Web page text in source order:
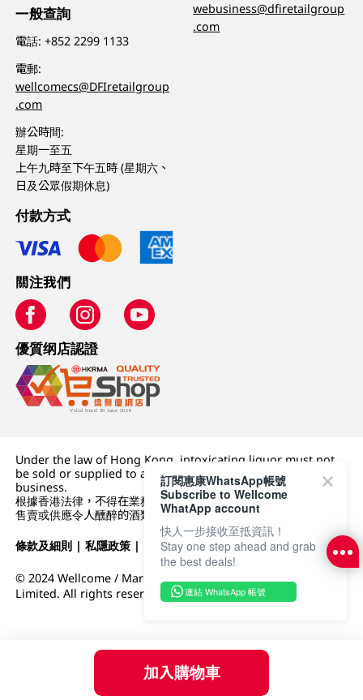
加入購物車
一般查詢
電話:+852 2299 1133
電郵:
wellcomecs@DFIretailgroup
.com
辦公時間:
星期一至五
上午九時至下午五時 (星期六、
日及公眾假期休息)
webusiness@dfiretailgroup
.com
付款方式
關注我們
優質纲店認證
Under the law of Hong Kong, intoxicating liquor must not
be sold or supplied to a minor (under 18) in the course of
business.
根據香港法律，不得在業務過程中，向未成年人 (18 歲以下人士)
售賣或供應令人醺醉的酒類。
條款及細則 |私隱政策 | DFI零售集團
© 2024 Wellcome / Market Place. The Dairy Farm Company
Limited. All rights reserved.
訂閱惠康WhatsApp帳號
Subscribe to Wellcome
WhatApp account
快人一步接收至抵資訊！
Stay one step ahead and grab
the best deals!
連結 WhatsApp 帳號